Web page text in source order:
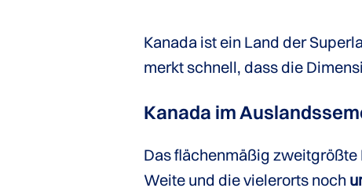
Kanada ist ein Land der
merkt schnell, dass die
Kanada im
Das flächenmäßig
Weite und die vielerorts noch